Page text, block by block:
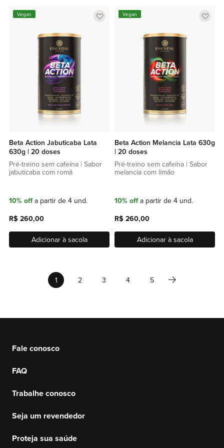
Adicionar
Vegan
Beta Action Jabuticaba Lata
630g | 20 doses
Pré-treino sem cafeína | Sabor
jabuticaba com romã
10% offa partir de 4 und.
R$ 260,00
Adicionar à sacola
Vegan
Beta Action Melancia Lata 630g
| 20 doses
Pré-treino sem cafeína | Sabor
melancia com limão
10% offa partir de 4 und.
R$ 260,00
Adicionar à sacola
Página
Você esta lendo a pagina
1 Página
2 Página
3 Página
4 Página
5 Página
Próximo
Fale conosco
FAQ
Trabalhe conosco
Seja um revendedor
Proteja sua saúde